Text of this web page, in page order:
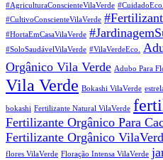
#AgriculturaConscienteVilaVerde
#CultivoConscienteVilaVerde
#HortaEmCasaVilaVerde
#SoloSaudávelVilaVerde #VilaVerdeEco.
Orgânico Vila Verde Adubo Para
Vila Verde Bokashi VilaVerde
bokashi Fertilizante Natural VilaVerde
Fertilizante Orgânico Para
Fertilizante Orgânico
flores VilaVerde Floração Intensa VilaVerde